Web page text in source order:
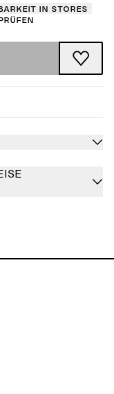
in Stores